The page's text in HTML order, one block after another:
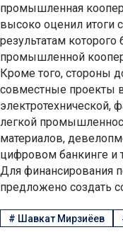
промышленная
высоко оценил итоги
результатам
промышленной
Кроме того, стороны
совместные проекты
электротехнической,
легкой
материалов,
цифровом банкинге и
Для финансирования
предложено создать
# Шавкат Мирзиёев